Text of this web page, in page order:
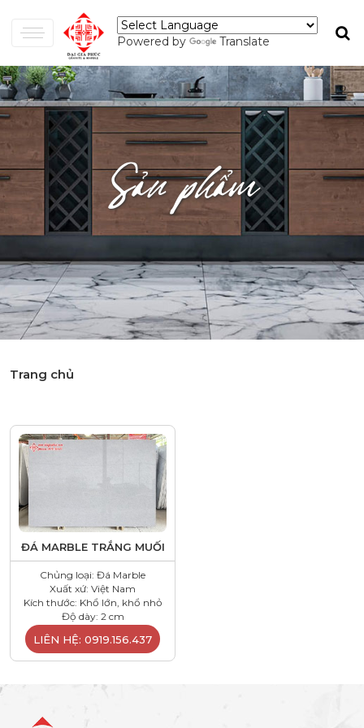
Powered by Translate
Sản phẩm
Trang chủ
ĐÁ MARBLE TRẮNG MUỐI
Chủng loại: Đá Marble
Xuất xứ: Việt Nam
Kích thước: Khổ lớn, khổ nhỏ
Độ dày: 2 cm
LIÊN HỆ: 0919.156.437